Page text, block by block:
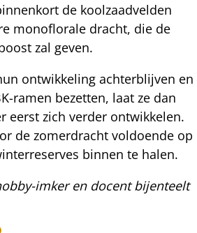
de koolzaadvelden
monoflorale dracht, die de
zal geven.
ontwikkeling achterblijven en
ramen bezetten, laat ze dan
eerst zich verder ontwikkelen.
de zomerdracht voldoende op
binnen te halen.
imker en docent bijenteelt